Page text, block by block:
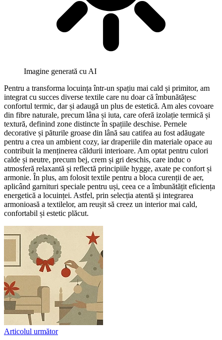
Imagine generată cu AI
Pentru a transforma locuința într-un spațiu mai cald și primitor, am
integrat cu succes diverse textile care nu doar că îmbunătățesc
confortul termic, dar și adaugă un plus de estetică. Am ales covoare
din fibre naturale, precum lâna și iuta, care oferă izolație termică și
textură, definind zone distincte în spațiile deschise. Pernele
decorative și păturile groase din lână sau catifea au fost adăugate
pentru a crea un ambient cozy, iar draperiile din materiale opace au
contribuit la menținerea căldurii interioare. Am optat pentru culori
calde și neutre, precum bej, crem și gri deschis, care induc o
atmosferă relaxantă și reflectă principiile hygge, axate pe confort și
armonie. În plus, am folosit textile pentru a bloca curenții de aer,
aplicând garnituri speciale pentru uși, ceea ce a îmbunătățit eficiența
energetică a locuinței. Astfel, prin selecția atentă și integrarea
armonioasă a textilelor, am reușit să creez un interior mai cald,
confortabil și estetic plăcut.
Articolul următor